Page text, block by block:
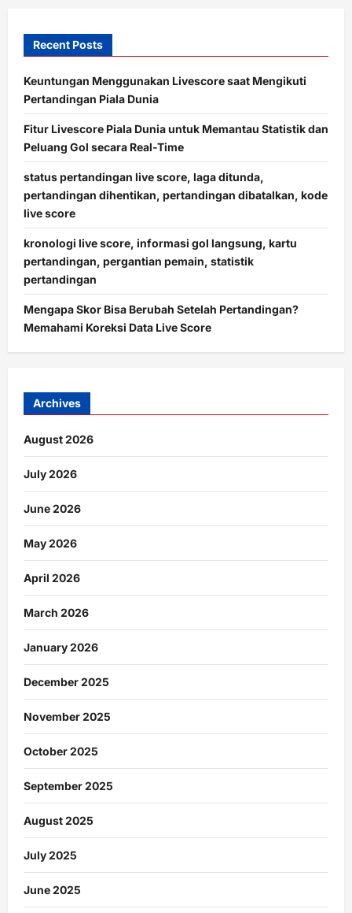
Recent Posts
Keuntungan Menggunakan Livescore saat Mengikuti
Pertandingan Piala Dunia
Fitur Livescore Piala Dunia untuk Memantau Statistik dan
Peluang Gol secara Real-Time
status pertandingan live score, laga ditunda,
pertandingan dihentikan, pertandingan dibatalkan, kode
live score
kronologi live score, informasi gol langsung, kartu
pertandingan, pergantian pemain, statistik
pertandingan
Mengapa Skor Bisa Berubah Setelah Pertandingan?
Memahami Koreksi Data Live Score
Archives
August 2026
July 2026
June 2026
May 2026
April 2026
March 2026
January 2026
December 2025
November 2025
October 2025
September 2025
August 2025
July 2025
June 2025